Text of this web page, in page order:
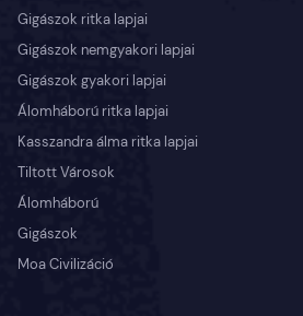
Gigászok ritka lapjai
Gigászok nemgyakori lapjai
Gigászok gyakori lapjai
Álomháború ritka lapjai
Kasszandra álma ritka lapjai
Tiltott Városok
Álomháború
Gigászok
Moa Civilizáció